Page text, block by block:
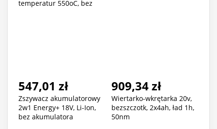
temperatur 550oC, bez
547,01 zł
Zszywacz akumulatorowy
2w1 Energy+ 18V, Li-Ion,
bez akumulatora
909,34 zł
Wiertarko-wkrętarka 20v,
bezszczotk, 2x4ah, ład 1h,
50nm